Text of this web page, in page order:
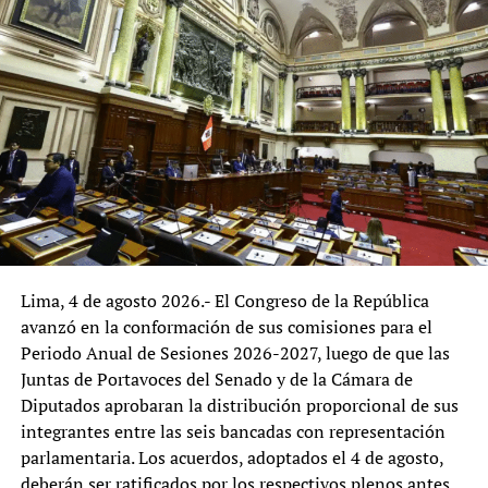
Diversos especialistas señalan que la participación de
productores de la agricultura familiar, agricultores,
organizaciones agrarias, juntas de usuarios de riego,
cooperativas, agroexportadores, trabajadores agrarios,
comerciantes y empresas de la cadena agroalimentaria
podría enriquecer el diagnóstico, al incorporar la
experiencia de quienes interactúan de manera
permanente con los servicios que brinda el ministerio.
La reorganización del MIDAGRI representa una
adecuarla a los desafíos del desarrollo agrario. El
principal reto será que las reformas logren combinar
eficiencia administrativa, alineamiento con las políticas
nacionales y una amplia participación de los actores del
sector, con el propósito de consolidar una institución
orientada a responder de manera más efectiva a las
necesidades del agro peruano.
Lima, 4 de agosto 2026.- El Congreso de la República
avanzó en la conformación de sus comisiones para el
Periodo Anual de Sesiones 2026-2027, luego de que las
Juntas de Portavoces del Senado y de la Cámara de
Diputados aprobaran la distribución proporcional de sus
integrantes entre las seis bancadas con representación
parlamentaria. Los acuerdos, adoptados el 4 de agosto,
deberán ser ratificados por los respectivos plenos antes